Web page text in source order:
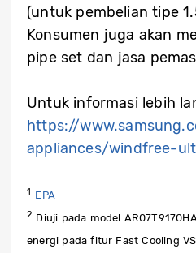
(untuk pembelian tipe
Konsumen juga akan
pipe set dan jasa
Untuk informasi lebih
https://
appliances/windfree-
1 EPA
2 Diuji pada model
energi pada fitur Fast Cooling